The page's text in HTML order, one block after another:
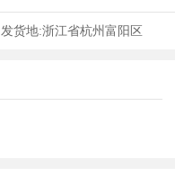
发货地:浙江省杭州富阳区